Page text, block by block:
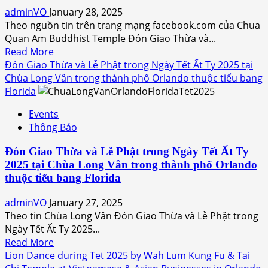
Ân
Buddhist
Temple
Vũ
trong
thành
phố
Orlando
thuộc
tiểu
bang
Florida
adminVO January 28, 2025
Theo nguồn tin trên trang mạng facebook.com của Chua
Quan Am Buddhist Temple Đón Giao Thừa và...
Read MoreRead
more
about
Đón
Thừa
và
Phật
trong
Ngày
Ất
Tỵ
2025
tại
Chùa
Đón Giao Thừa và Lễ Phật trong Ngày Tết Ất Ty 2025 tại
Chùa Long Vân trong thành phố Orlando thuộc tiểu bang
Florida
Events
Thông Báo
Đón Giao Thừa và Lễ Phật trong Ngày Tết Ất Ty
2025 tại Chùa Long Vân trong thành phố Orlando
thuộc tiểu bang Florida
adminVO January 27, 2025
Theo tin Chùa Long Vân Đón Giao Thừa và Lễ Phật trong
Ngày Tết Ất Ty 2025...
Read MoreRead
more
Lion Dance during Tet 2025 by Wah Lum Kung Fu & Tai